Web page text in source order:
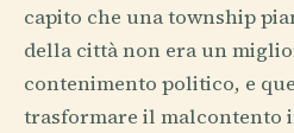
capito che una township
della città non era un
contenimento politico, e
trasformare il malcontento